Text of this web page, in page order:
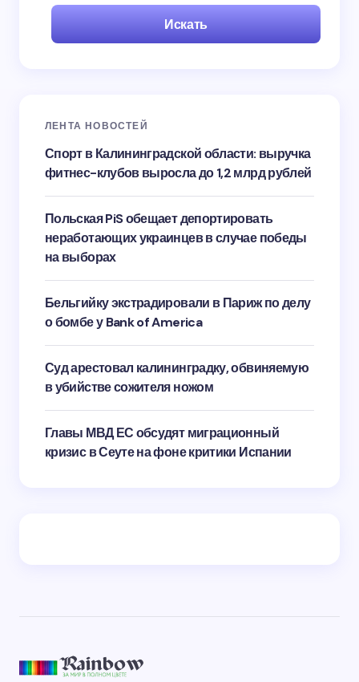
Искать
ЛЕНТА НОВОСТЕЙ
Спорт в Калининградской области: выручка
фитнес-клубов выросла до 1,2 млрд рублей
Польская PiS обещает депортировать
неработающих украинцев в случае победы
на выборах
Бельгийку экстрадировали в Париж по делу
о бомбе у Bank of America
Суд арестовал калининградку, обвиняемую
в убийстве сожителя ножом
Главы МВД ЕС обсудят миграционный
кризис в Сеуте на фоне критики Испании